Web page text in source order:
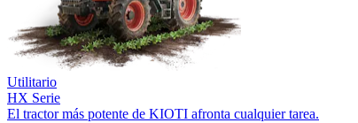
Utilitario
HX Serie
El tractor más potente de KIOTI afronta cualquier tarea.